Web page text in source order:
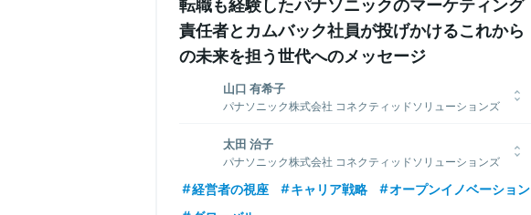
責任者とカムバック社員が投げかけるこれから
の未来を担う世代へのメッセージ
山口 有希子
パナソニック株式会社 コネクティッドソリューションズ
新卒でリクルートコスモスに入社し、シスコやヤフー、日本ア
イ・ビー・エムと、国内外の企業で要職を歴任し、BtoBマーケテ
ィング業界を牽引。2017年12月より現職。
太田 治子
パナソニック株式会社 コネクティッドソリューションズ
社 エンタープライズマーケティング本部
経営者の視座 キャリア戦略
オープンイノベーション